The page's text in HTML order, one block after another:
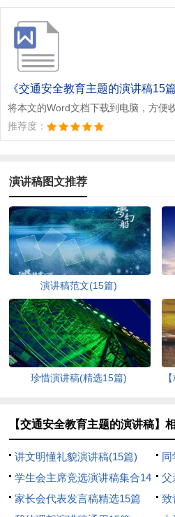
《交通安全教育主题的演讲稿15篇
将本文的Word文档下载到电脑，方便
推荐度：
演讲稿图文推荐
演讲稿范文(15篇)
珍惜演讲稿(精选15篇)
【交通安全教育主题的演讲稿】
讲文明懂礼貌演讲稿(15篇)
同
学生会主席竞选演讲稿集合14
篇
父
家长会代表发言稿精选15篇
致